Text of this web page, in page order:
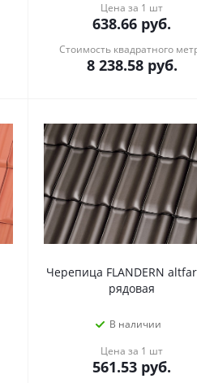
Цена за 1 шт
638.66 руб.
Стоимость квадратного
8 238.58руб.
Черепица FLANDERN
рядовая
В наличии
Цена за 1 шт
561.53 руб.